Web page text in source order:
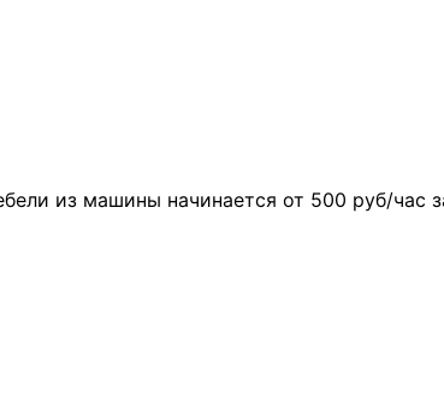
из машины начинается от 500 руб/час